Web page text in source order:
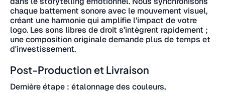
chaque battement sonore avec le mouvement visuel,
créant une harmonie qui amplifie l'impact de votre
logo. Les sons libres de droit s'intègrent rapidement ;
une composition originale demande plus de temps et
d'investissement.
Post-Production et Livraison
Dernière étape : étalonnage des couleurs,